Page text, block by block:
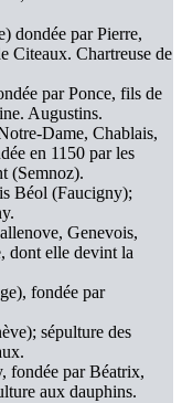
dondée par Pierre,
Citeaux. Chartreuse de
par Ponce, fils de
Augustins.
Dame, Chablais,
en 1150 par les
(Semnoz).
Béol (Faucigny);
Genevois,
dont elle devint la
fondée par
sépulture des
fondée par Béatrix,
aux dauphins.